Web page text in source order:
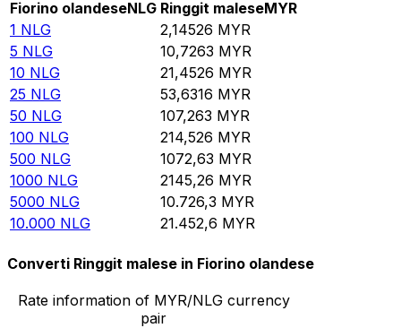
Fiorino olandeseNLG Ringgit maleseMYR
1 NLG 2,14526 MYR
5 NLG 10,7263 MYR
10 NLG 21,4526 MYR
25 NLG 53,6316 MYR
50 NLG 107,263 MYR
100 NLG 214,526 MYR
500 NLG 1072,63 MYR
1000 NLG 2145,26 MYR
5000 NLG 10.726,3 MYR
10.000 NLG 21.452,6 MYR
Converti Ringgit malese in Fiorino olandese
Rate information of MYR/NLG currency
pair